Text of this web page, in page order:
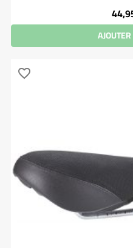
Prix
favorite_border